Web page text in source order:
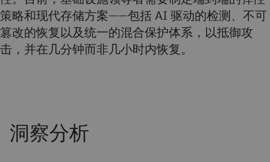
策略和现代存储方案——包括 AI 驱动的检测、不可
篡改的恢复以及统一的混合保护体系，以抵御攻
击，并在几分钟而非几小时内恢复。